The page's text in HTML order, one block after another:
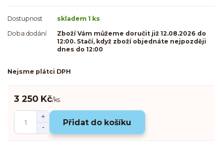
Dostupnost
skladem 1 ks
Doba dodání
Zboží Vám můžeme doručit již 12.08.2026 do
12:00. Stačí, když zboží objednáte nejpozději
dnes do 12:00
Nejsme plátci DPH
3 250 Kč/ks
Přidat do košíku